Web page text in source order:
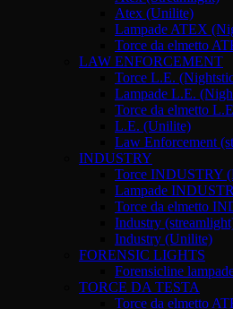
Atex (Unilite)
Lampade ATEX
Torce da elmetto
LAW ENFORCEMENT
Torce L.E.
Lampade L.E.
Torce da elmetto
L.E. (Unilite)
Law Enforcement
INDUSTRY
Torce INDUSTRY
Lampade
Torce da elmetto
Industry
Industry (Unilite)
FORENSIC LIGHTS
Forensicline
TORCE DA TESTA
Torce da elmetto